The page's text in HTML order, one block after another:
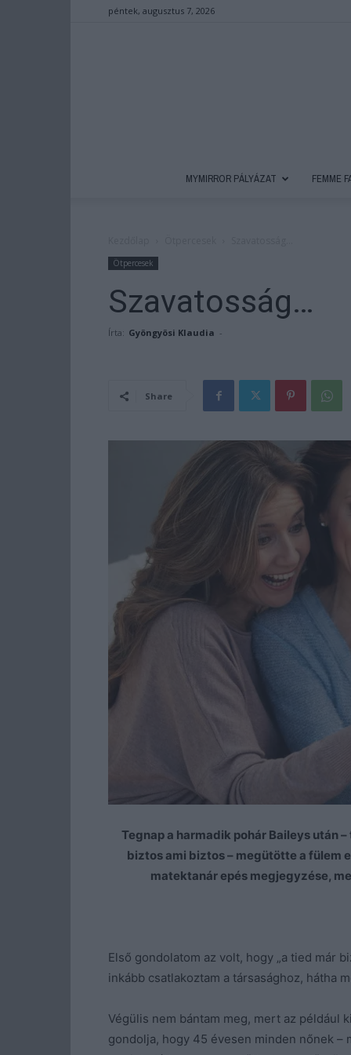
péntek, augusztus 7, 2026
MYMIRROR PÁLYÁZAT FEMME
Ötpercesek
Szavatosság…
Írta: Gyöngyösi Klaudia -
Share
Tegnap a harmadik pohár Baileys után
biztos ami biztos – megütötte a fülem
matektanár epés megjegyzése,
Első gondolatom az volt, hogy „a tied már
inkább csatlakoztam a társasághoz, hátha
Végülis nem bántam meg, mert az például
gondolja, hogy 45 évesen minden nőnek –